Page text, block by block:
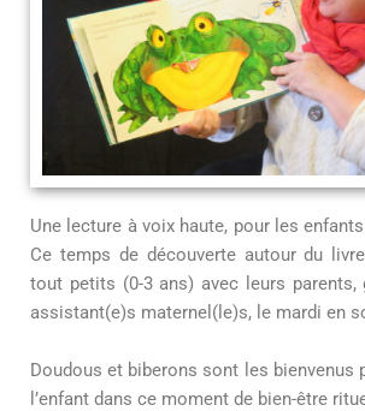
Une lecture à voix haute, pour les
Ce temps de découverte autour du
tout petits (0-3 ans) avec leurs parents,
assistant(e)s maternel(le)s, le mardi en
Doudous et biberons sont les bienvenus
l’enfant dans ce moment de bien-être